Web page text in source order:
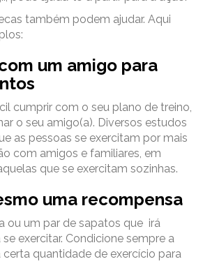
também podem ajudar. Aqui
um amigo para
cumprir com o seu plano de treino,
o seu amigo(a). Diversos estudos
as pessoas se exercitam por mais
com amigos e familiares, em
que se exercitam sozinhas.
uma recompensa
ou um par de sapatos que irá
exercitar. Condicione sempre a
quantidade de exercício para